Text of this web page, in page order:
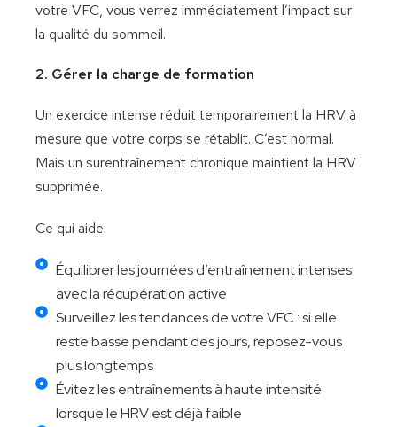
votre VFC, vous verrez immédiatement l’impact sur
la qualité du sommeil.
2. Gérer la charge de formation
Un exercice intense réduit temporairement la HRV à
mesure que votre corps se rétablit. C’est normal.
Mais un surentraînement chronique maintient la HRV
supprimée.
Ce qui aide:
Équilibrer les journées d’entraînement intenses
avec la récupération active
Surveillez les tendances de votre VFC : si elle
reste basse pendant des jours, reposez-vous
plus longtemps
Évitez les entraînements à haute intensité
lorsque le HRV est déjà faible